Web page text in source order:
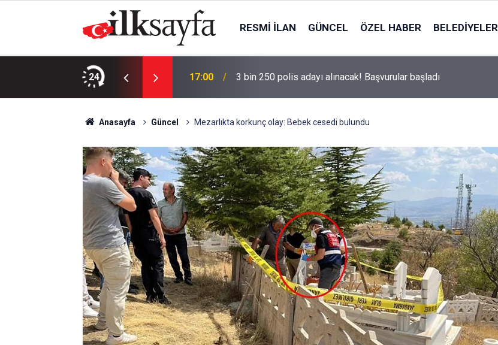
RESMI İLAN GÜNCEL ÖZEL HABER BELEDIYELER
24
bugün kimin maçı var, hangi kanalda? 17:00 3 bin 250 polis adayı alınacak! Başvurular başladı
Anasayfa Güncel Mezarlıkta korkunç olay: Bebek cesedi bulundu